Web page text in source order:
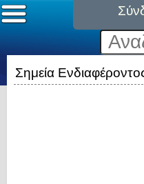
Σημεία